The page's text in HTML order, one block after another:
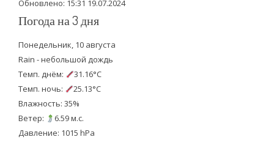
Обновлено: 15:31 19.07.2024
Погода на 3 дня
Понедельник, 10 августа
Rain - небольшой дождь
Темп. днём:
31.16°C
Темп. ночь:
25.13°C
Влажность: 35%
Ветер:
6.59 м.с.
Давление: 1015 hPa